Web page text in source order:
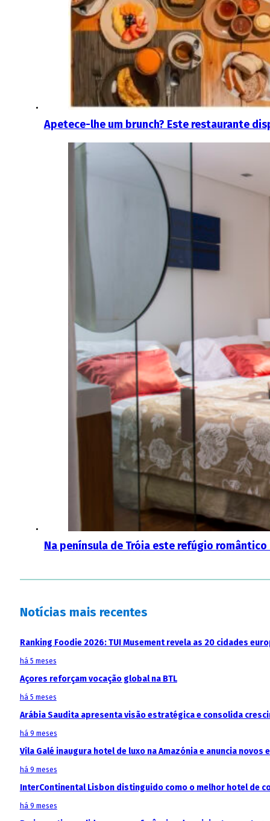
Apetece-lhe um brunch? Este restaurante
Na península de Tróia este refúgio
Notícias mais recentes
Ranking Foodie 2026: TUI Musement revela as 20 cidades
há 5 meses
Açores reforçam vocação global na BTL
há 5 meses
Arábia Saudita apresenta visão estratégica e consolida
há 9 meses
Vila Galé inaugura hotel de luxo na Amazónia e anuncia
há 9 meses
InterContinental Lisbon distinguido como o melhor hotel de
há 9 meses